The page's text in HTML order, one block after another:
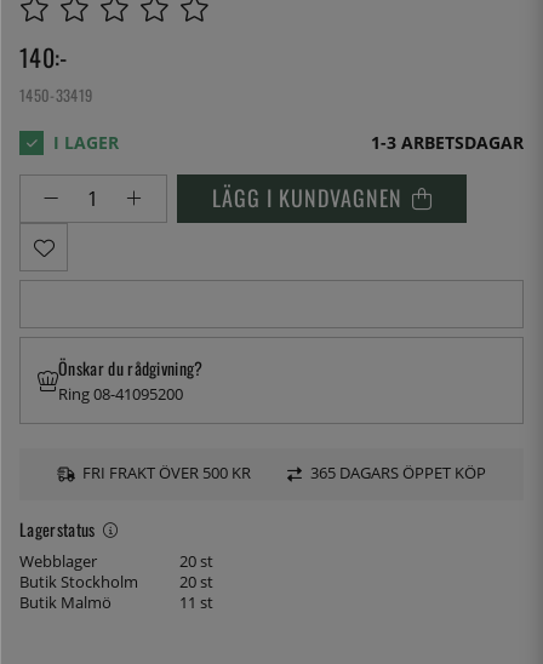
140:-
1450-33419
1-3 ARBETSDAGAR
LÄGG I KUNDVAGNEN
Lagerstatus
Webblager
20 st
Butik Stockholm
20 st
Butik Malmö
11 st
Önskar du rådgivning?
Ring 08-41095200
FRI FRAKT ÖVER 500 KR 365 DAGARS ÖPPET KÖP